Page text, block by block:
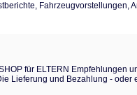
Fahrzeugvorstellungen,
für ELTERN Empfehlungen
Lieferung und Bezahlung -